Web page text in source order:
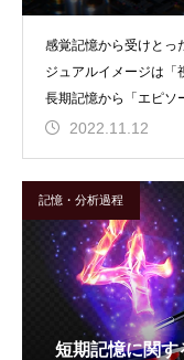
感覚記憶から受けとっ
ジュアルイメージは「
長期記憶から「エピソ
知識を「中央実行系」
2022.11.12
記憶・分析過程
短期記憶に関